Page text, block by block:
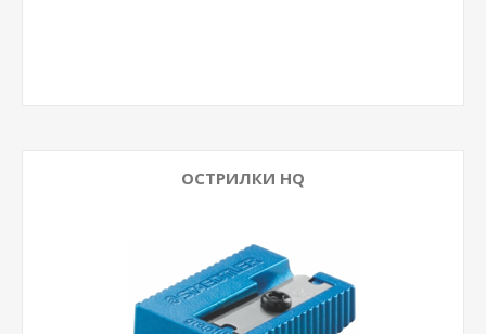
ОСТРИЛКИ HQ